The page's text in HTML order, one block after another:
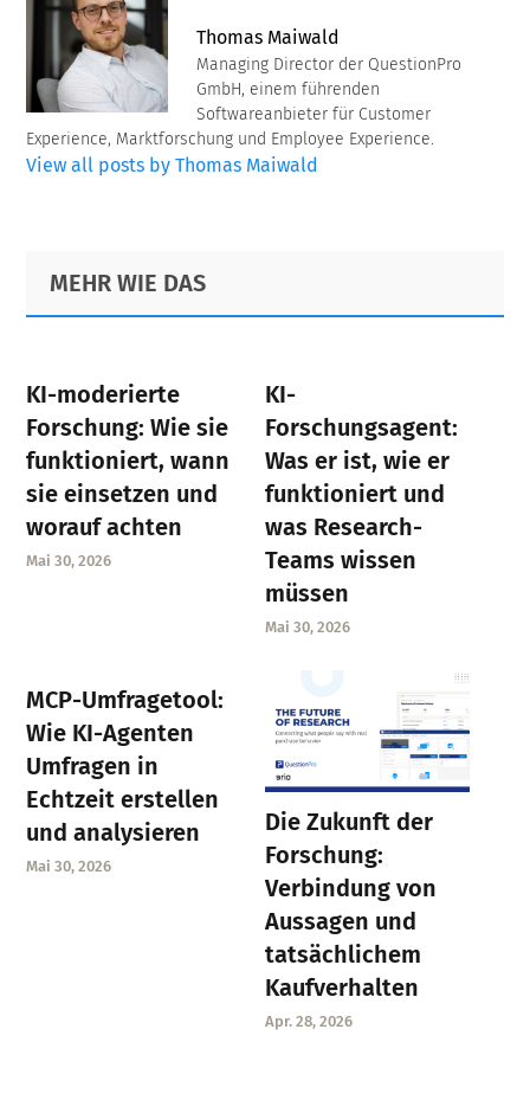
Thomas Maiwald
Managing Director der QuestionPro
GmbH, einem führenden
Softwareanbieter für Customer
Experience, Marktforschung und Employee Experience.
View all posts by Thomas Maiwald
Primary
Sidebar
Footer
MEHR WIE DAS
KI-moderierte
Forschung: Wie sie
funktioniert, wann
sie einsetzen und
worauf achten
Mai 30, 2026
KI-
Forschungsagent:
Was er ist, wie er
funktioniert und
was Research-
Teams wissen
müssen
Mai 30, 2026
MCP-Umfragetool:
Wie KI-Agenten
Umfragen in
Echtzeit erstellen
und analysieren
Mai 30, 2026
Die Zukunft der
Forschung:
Verbindung von
Aussagen und
tatsächlichem
Kaufverhalten
Apr. 28, 2026